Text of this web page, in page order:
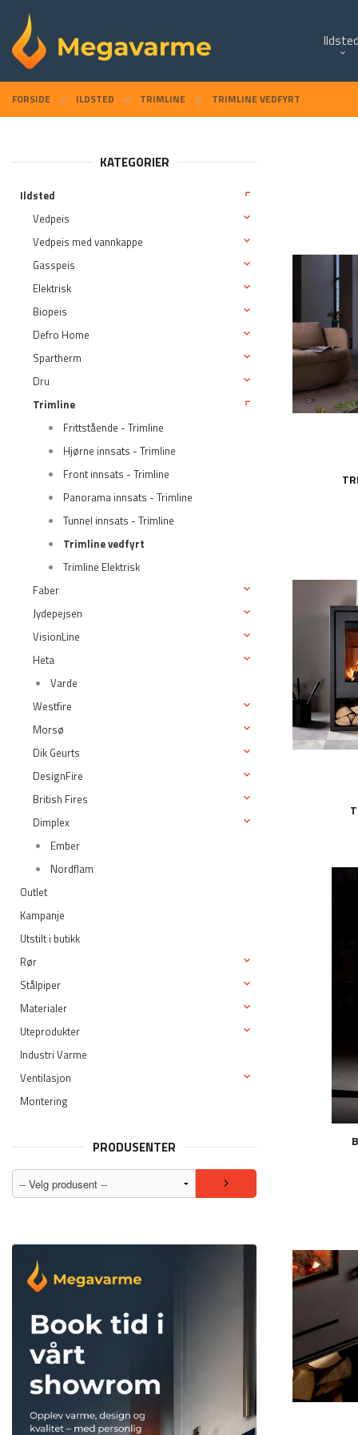
innholdet
PRODUKTER
FORSIDE ILDSTED TRIMLINE TRIMLINE VEDFYRT
KATEGORIER
Ildsted
Vedpeis
Vedpeis med vannkappe
Gasspeis
Elektrisk
Biopeis
Defro Home
Spartherm
Dru
Trimline
Frittstående - Trimline
Hjørne innsats - Trimline
Front innsats - Trimline
Panorama innsats - Trimline
Tunnel innsats - Trimline
Trimline vedfyrt
Trimline Elektrisk
Faber
Jydepejsen
VisionLine
Heta
Varde
Westfire
Morsø
Dik Geurts
DesignFire
British Fires
Dimplex
Ember
Nordflam
Outlet
Kampanje
Utstilt i butikk
Rør
Stålpiper
Materialer
Uteprodukter
Industri Varme
Ventilasjon
Montering
PRODUSENTER